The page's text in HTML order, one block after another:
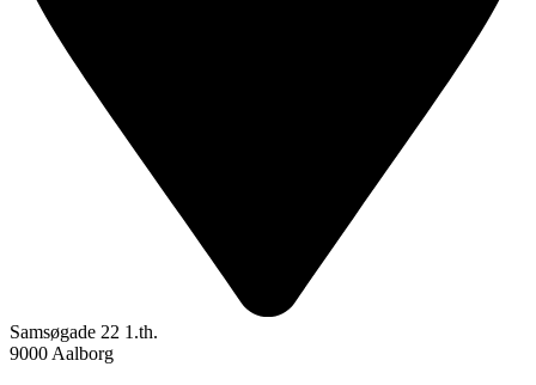
Samsøgade 22 1.th.
9000 Aalborg